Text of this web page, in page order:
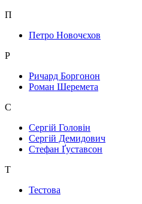
П
Петро Новочєхов
Р
Ричард Боргонон
Роман Шеремета
С
Сергій Головін
Сергій Демидович
Стефан Ґуставсон
Т
Тестова